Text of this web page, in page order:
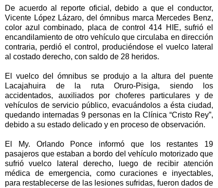
De acuerdo al reporte oficial, debido a que el conductor,
Vicente López Lázaro, del ómnibus marca Mercedes Benz,
color azul combinado, placa de control 414 HIE, sufrió el
encandilamiento de otro vehículo que circulaba en dirección
contraria, perdió el control, produciéndose el vuelco lateral
al costado derecho, con saldo de 28 heridos.
El vuelco del ómnibus se produjo a la altura del puente
Lacajahuira de la ruta Oruro-Pisiga, siendo los
accidentados, auxiliados por choferes particulares y de
vehículos de servicio público, evacuándolos a ésta ciudad,
quedando internadas 9 personas en la Clínica “Cristo Rey”,
debido a su estado delicado y en proceso de observación.
El My. Orlando Ponce informó que los restantes 19
pasajeros que estaban a bordo del vehículo motorizado que
sufrió vuelco lateral derecho, luego de recibir atención
médica de emergencia, como curaciones e inyectables,
para restablecerse de las lesiones sufridas, fueron dados de